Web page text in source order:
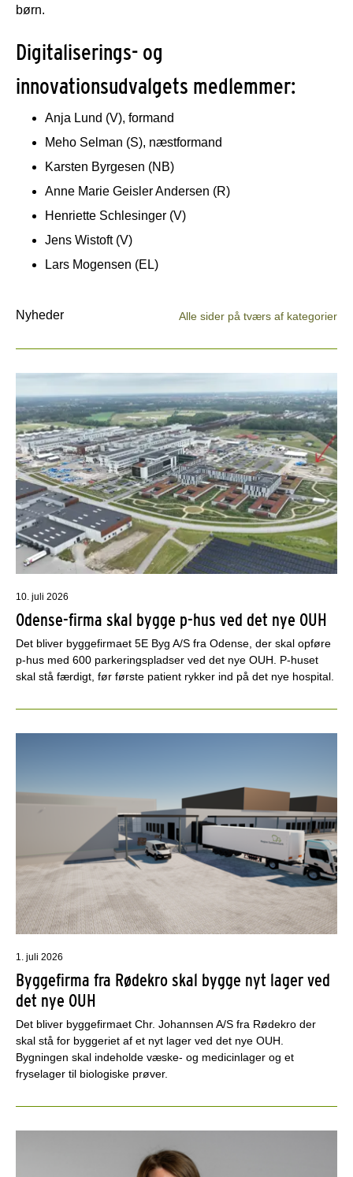
børn.
Digitaliserings- og
innovationsudvalgets medlemmer:
Anja Lund (V), formand
Meho Selman (S), næstformand
Karsten Byrgesen (NB)
Anne Marie Geisler Andersen (R)
Henriette Schlesinger (V)
Jens Wistoft (V)
Lars Mogensen (EL)
Nyheder Alle sider på tværs af kategorier
10. juli 2026
Odense-firma skal bygge p-hus ved det nye OUH
Det bliver byggefirmaet 5E Byg A/S fra Odense, der skal opføre
p-hus med 600 parkeringspladser ved det nye OUH. P-huset
skal stå færdigt, før første patient rykker ind på det nye hospital.
1. juli 2026
Byggefirma fra Rødekro skal bygge nyt lager ved
det nye OUH
Det bliver byggefirmaet Chr. Johannsen A/S fra Rødekro der
skal stå for byggeriet af et nyt lager ved det nye OUH.
Bygningen skal indeholde væske- og medicinlager og et
fryselager til biologiske prøver.